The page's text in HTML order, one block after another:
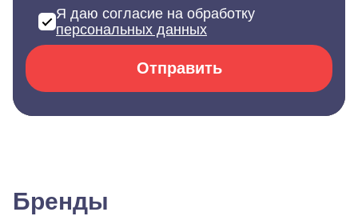
Я даю согласие на обработку
персональных данных
Отправить
Бренды